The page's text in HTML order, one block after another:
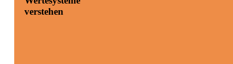
verstehen